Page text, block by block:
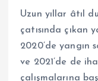
Uzun yıllar âtıl
çatısında çıkan
2020’de yangın
ve 2021’de de
çalışmalarına